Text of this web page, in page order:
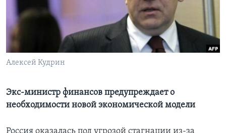
Learning English
СОЦИАЛЬНЫЕ СЕТИ
Языки
Алексей Кудрин
Экс-министр финансов предупреждает о
необходимости новой экономической модели